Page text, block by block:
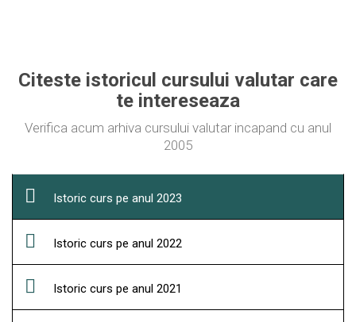
Citeste istoricul cursului valutar care
te intereseaza
Verifica acum arhiva cursului valutar incapand cu anul
2005
Istoric curs pe anul 2023
Istoric curs pe anul 2022
Istoric curs pe anul 2021